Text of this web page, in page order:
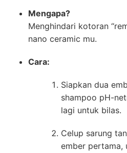
Mengapa?
Menghindari kotoran
nano ceramic mu.
Cara:
Siapkan dua
shampoo pH-
lagi untuk bilas.
Celup sarung
ember pertama,